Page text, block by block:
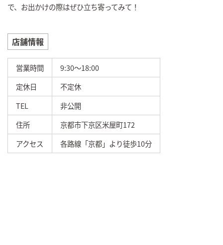
で、お出かけの際はぜひ立ち寄ってみて！
店舗情報
営業時間
9:30～18:00
定休日
不定休
TEL
非公開
住所
京都市下京区米屋町172
アクセス
各路線「京都」より徒歩10分